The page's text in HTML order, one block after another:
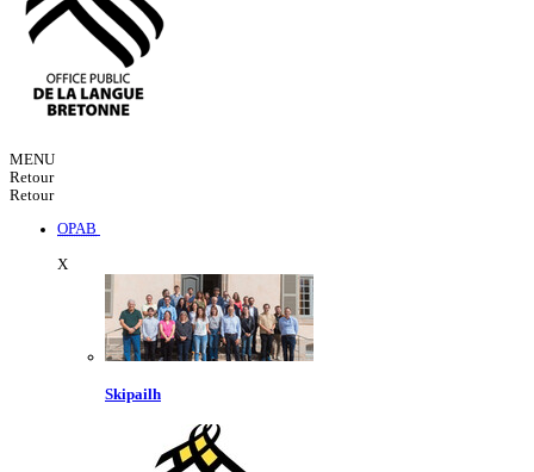
MENU
Retour
Retour
OPAB
X
Skipailh